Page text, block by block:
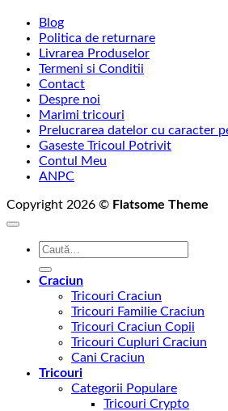
Blog
Politica de returnare
Livrarea Produselor
Termeni si Conditii
Contact
Despre noi
Marimi tricouri
Prelucrarea datelor cu caracter
Gaseste Tricoul Potrivit
Contul Meu
ANPC
Copyright 2026 © Flatsome Theme
Caută
Craciun
Tricouri Craciun
Tricouri Familie Craciun
Tricouri Craciun Copii
Tricouri Cupluri Craciun
Cani Craciun
Tricouri
Categorii Populare
Tricouri Crypto